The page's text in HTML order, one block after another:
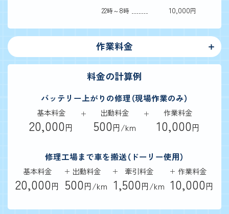
22時～8時 10,000円
作業料金
料金の計算例
バッテリー上がりの修理（現場作業のみ）
基本料金
20,000円
出動料金
500円/km
作業料金
10,000円
修理工場まで車を搬送（ドーリー使用）
基本料金
20,000円
出動料金
500円/km
牽引料金
1,500円/km
作業料金
10,000円